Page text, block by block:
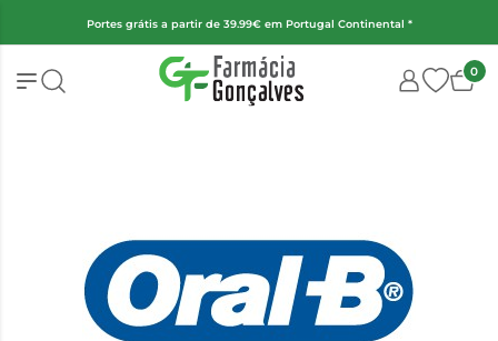
(Exceto fraldas, alimentação infantil e encomendas superiores a 2kg)
0